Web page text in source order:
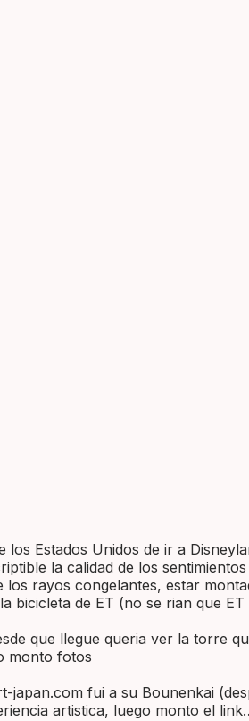
Estados Unidos de ir a
la calidad de los
rayos congelantes, estar
de ET (no se rian que
que llegue queria ver la torre
monto fotos
fui a su Bounenkai
artistica, luego monto el